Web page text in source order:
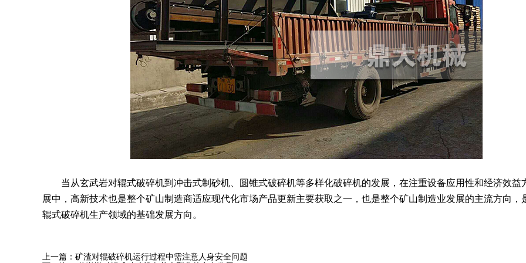
当从玄武岩对辊式破碎机到冲击式制砂机、圆锥式破碎机等多样化破碎机的发展，在注重设备应用性和经济效益
展中，高新技术也是整个矿山制造商适应现代化市场产品更新主要获取之一，也是整个矿山制造业发展的主流方向，
辊式破碎机生产领域的基础发展方向。
上一篇： 矿渣对辊破碎机运行过程中需注意人身安全问题